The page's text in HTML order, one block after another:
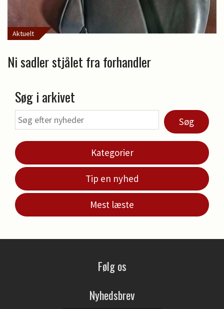
Aktuelt
Ni sadler stjålet fra forhandler
Søg i arkivet
Søg
Kategorier
Tip en nyhed
Mest læste
Følg os
Nyhedsbrev